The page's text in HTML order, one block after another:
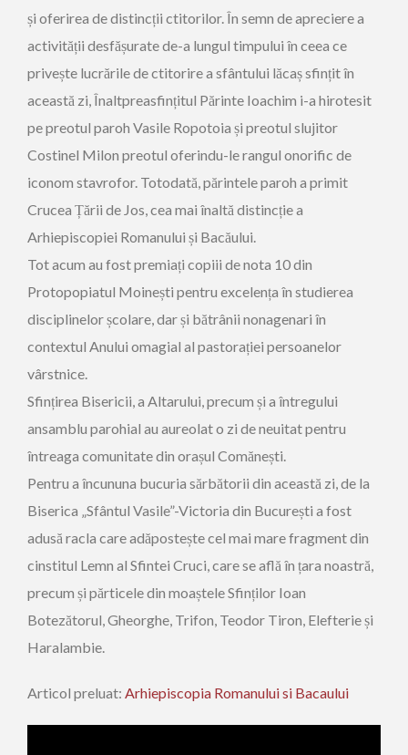
și oferirea de distincții ctitorilor. În semn de apreciere a
activității desfășurate de-a lungul timpului în ceea ce
privește lucrările de ctitorire a sfântului lăcaș sfințit în
această zi, Înaltpreasfințitul Părinte Ioachim i-a hirotesit
pe preotul paroh Vasile Ropotoia și preotul slujitor
Costinel Milon preotul oferindu-le rangul onorific de
iconom stavrofor. Totodată, părintele paroh a primit
Crucea Țării de Jos, cea mai înaltă distincție a
Arhiepiscopiei Romanului și Bacăului.
Tot acum au fost premiați copiii de nota 10 din
Protopopiatul Moinești pentru excelența în studierea
disciplinelor școlare, dar și bătrânii nonagenari în
contextul Anului omagial al pastorației persoanelor
vârstnice.
Sfințirea Bisericii, a Altarului, precum și a întregului
ansamblu parohial au aureolat o zi de neuitat pentru
întreaga comunitate din orașul Comănești.
Pentru a încununa bucuria sărbătorii din această zi, de la
Biserica „Sfântul Vasile”-Victoria din București a fost
adusă racla care adăpostește cel mai mare fragment din
cinstitul Lemn al Sfintei Cruci, care se află în țara noastră,
precum și părticele din moaștele Sfinților Ioan
Botezătorul, Gheorghe, Trifon, Teodor Tiron, Elefterie și
Haralambie.
Articol preluat: Arhiepiscopia Romanului si Bacaului